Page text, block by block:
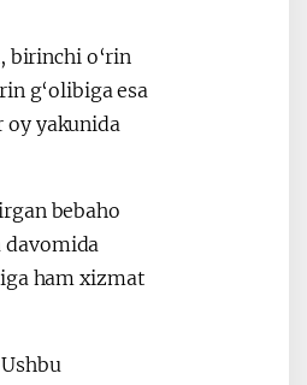
birinchi o‘rin
g‘olibiga esa
oy yakunida
bebaho
davomida
ham xizmat